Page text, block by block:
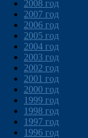
2008 год
2007 год
2006 год
2005 год
2004 год
2003 год
2002 год
2001 год
2000 год
1999 год
1998 год
1997 год
1996 год